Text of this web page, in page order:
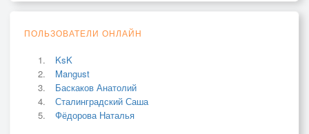
ПОЛЬЗОВАТЕЛИ ОНЛАЙН
KsK
Mangust
Баскаков Анатолий
Сталинградский Саша
Фёдорова Наталья